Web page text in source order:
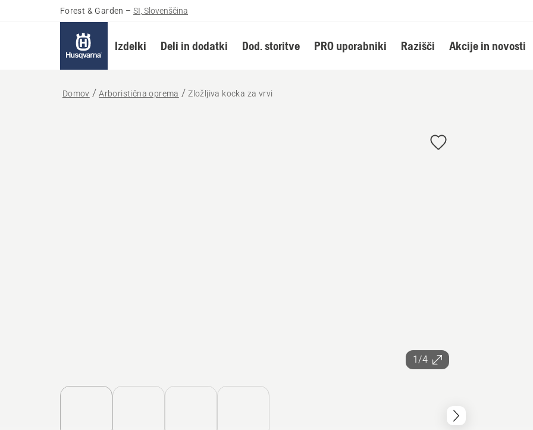
Forest & Garden – SI, Slovenščina
Izdelki Deli in dodatki Dod. storitve PRO uporabniki Razišči Akcije in novosti
Domov Arboristična oprema Zložljiva kocka za vrvi
1/4